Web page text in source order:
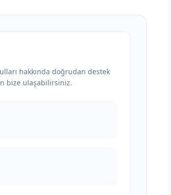
hakkında doğrudan destek
bize ulaşabilirsiniz.